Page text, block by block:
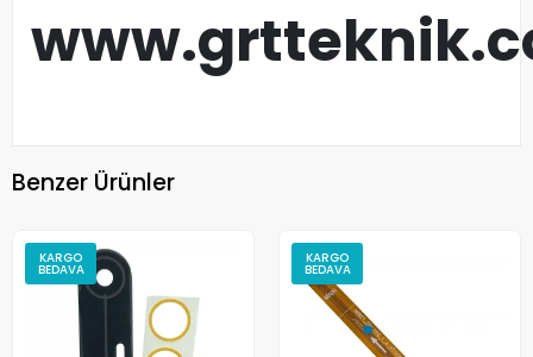
Benzer Ürünler
KARGO
BEDAVA
KARGO
BEDAVA